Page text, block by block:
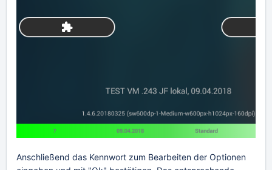
Anschließend das Kennwort zum Bearbeiten der Optionen